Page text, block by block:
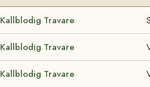
Kallblodig Travare
Kallblodig Travare
Kallblodig Travare